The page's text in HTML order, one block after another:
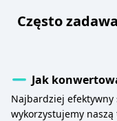
Często
Jak
Najbardziej efektywny
wykorzystujemy